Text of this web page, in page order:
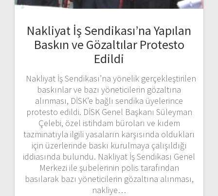
Nakliyat İş Sendikası’na Yapılan
Baskın ve Gözaltılar Protesto
Edildi
Nakliyat İş Sendikası’na yönelik gerçekleştirilen
baskınlar ve bazı yöneticilerin gözaltına
alınması, DİSK’e bağlı sendika üyelerince
protesto edildi. DİSK Genel Başkanı Süleyman
Çelebi, özel istihdam büroları ve kıdem
tazminatıyla ilgili yasaların karşısında oldukları
için üzerlerinde baskı kurulmaya çalışıldığı
iddiasında bulundu. Nakliyat İş Sendikası Genel
Merkezi ile şubelerinin polis tarafından
basılarak bazı yöneticilerin gözaltına alınması,
nakliye…